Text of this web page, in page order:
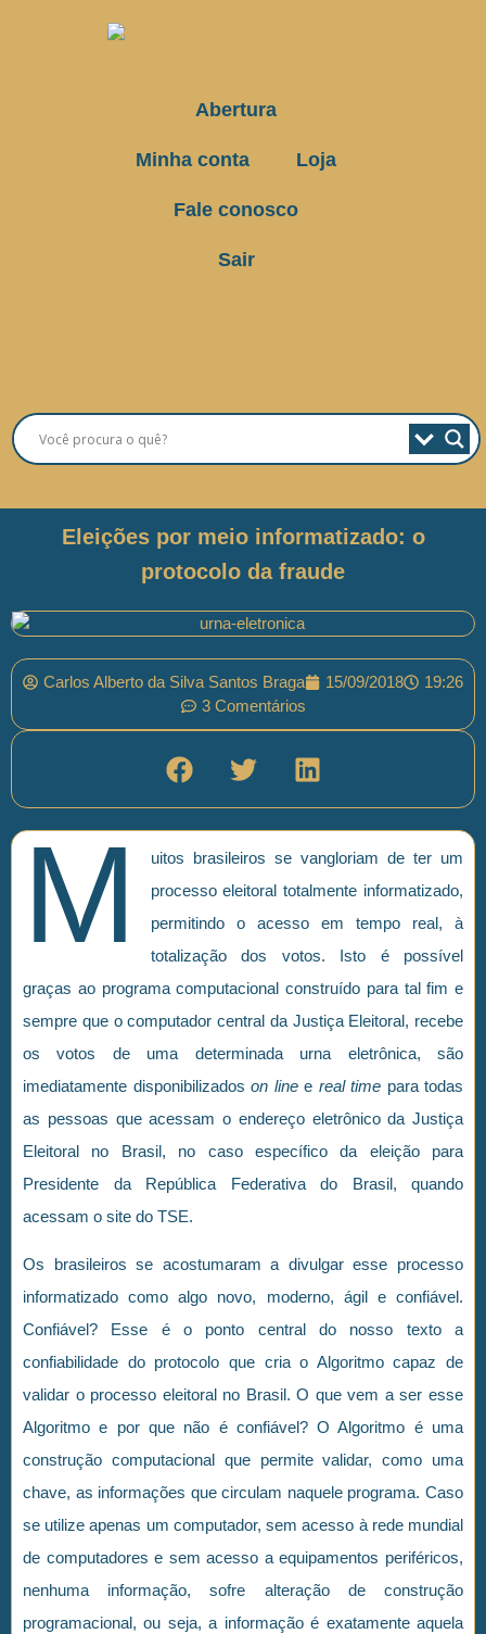
Abertura
Minha conta Loja
Fale conosco
Sair
Eleições por meio informatizado: o
protocolo da fraude
Carlos Alberto da Silva Santos Braga 15/09/2018
19:26
3 Comentários
M
uitos brasileiros se vangloriam de ter um
processo eleitoral totalmente informatizado,
permitindo o acesso em tempo real, à
totalização dos votos. Isto é possível
graças ao programa computacional construído para tal fim e
sempre que o computador central da Justiça Eleitoral, recebe
os votos de uma determinada urna eletrônica, são
imediatamente disponibilizados on linee real time para todas
as pessoas que acessam o endereço eletrônico da Justiça
Eleitoral no Brasil, no caso específico da eleição para
Presidente da República Federativa do Brasil, quando
acessam o site do TSE.
Os brasileiros se acostumaram a divulgar esse processo
informatizado como algo novo, moderno, ágil e confiável.
Confiável? Esse é o ponto central do nosso texto a
confiabilidade do protocolo que cria o Algoritmo capaz de
validar o processo eleitoral no Brasil. O que vem a ser esse
Algoritmo e por que não é confiável? O Algoritmo é uma
construção computacional que permite validar, como uma
chave, as informações que circulam naquele programa. Caso
se utilize apenas um computador, sem acesso à rede mundial
de computadores e sem acesso a equipamentos periféricos,
nenhuma informação, sofre alteração de construção
programacional, ou seja, a informação é exatamente aquela